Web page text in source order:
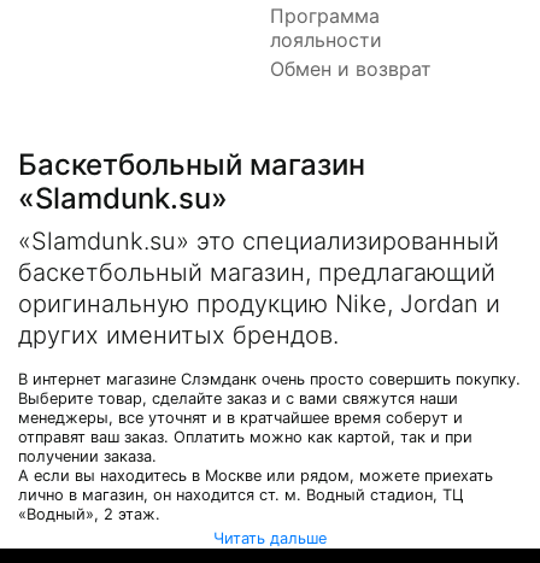
Программа
лояльности
Обмен и возврат
Баскетбольный магазин
«Slamdunk.su»
«Slamdunk.su» это специализированный
баскетбольный магазин, предлагающий
оригинальную продукцию Nike, Jordan и
других именитых брендов.
В интернет магазине Слэмданк очень просто совершить покупку.
Выберите товар, сделайте заказ и с вами свяжутся наши
менеджеры, все уточнят и в кратчайшее время соберут и
отправят ваш заказ. Оплатить можно как картой, так и при
получении заказа.
А если вы находитесь в Москве или рядом, можете приехать
лично в магазин, он находится ст. м. Водный стадион, ТЦ
«Водный», 2 этаж.
Читать дальше